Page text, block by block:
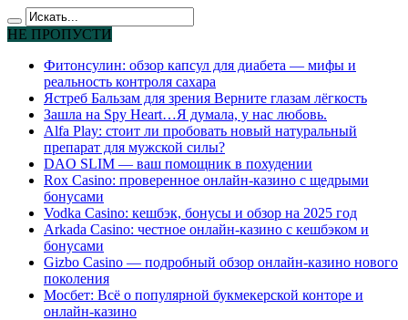
НЕ ПРОПУСТИ
Фитонсулин: обзор капсул для диабета — мифы и
реальность контроля сахара
Ястреб Бальзам для зрения Верните глазам лёгкость
Зашла на Spy Heart…Я думала, у нас любовь.
Alfa Play: стоит ли пробовать новый натуральный
препарат для мужской силы?
DAO SLIM — ваш помощник в похудении
Rox Casino: проверенное онлайн-казино с щедрыми
бонусами
Vodka Casino: кешбэк, бонусы и обзор на 2025 год
Arkada Casino: честное онлайн-казино с кешбэком и
бонусами
Gizbo Casino — подробный обзор онлайн-казино нового
поколения
Мосбет: Всё о популярной букмекерской конторе и
онлайн-казино